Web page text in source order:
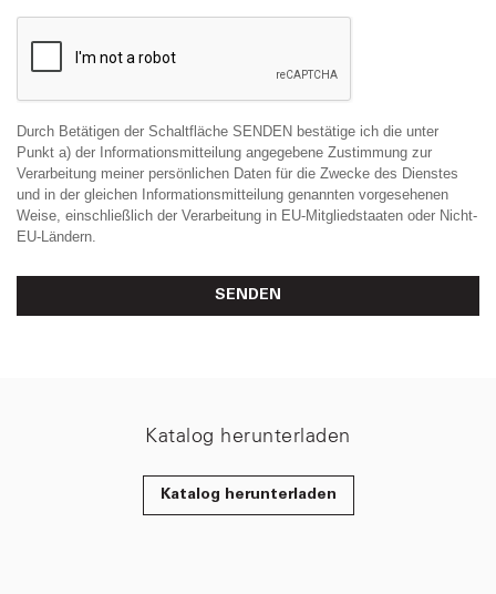
Durch Betätigen der Schaltfläche SENDEN bestätige ich die unter
Punkt a) der Informationsmitteilung angegebene Zustimmung zur
Verarbeitung meiner persönlichen Daten für die Zwecke des Dienstes
und in der gleichen Informationsmitteilung genannten vorgesehenen
Weise, einschließlich der Verarbeitung in EU-Mitgliedstaaten oder Nicht-
EU-Ländern.
SENDEN
Katalog herunterladen
Katalog herunterladen